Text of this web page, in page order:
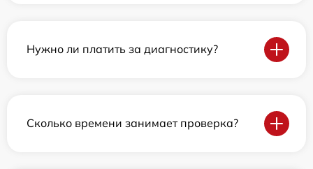
Нужно ли платить за диагностику?
Сколько времени занимает проверка?